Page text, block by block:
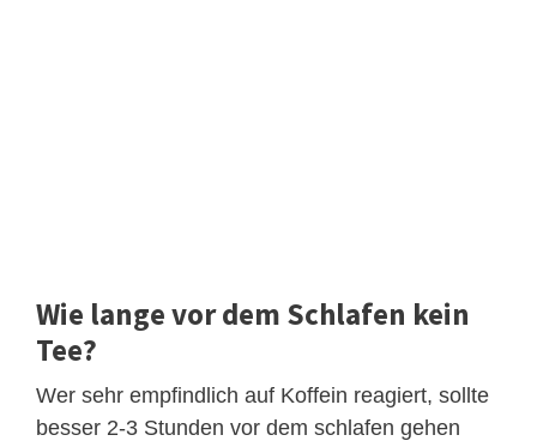
Wie lange vor dem Schlafen kein
Tee?
Wer sehr empfindlich auf Koffein reagiert, sollte
besser 2-3 Stunden vor dem schlafen gehen